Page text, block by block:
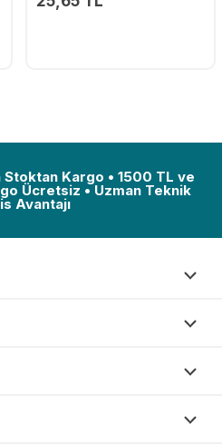
Stoktan Kargo • 1500 TL ve
Ücretsiz • Uzman Teknik
Avantajı